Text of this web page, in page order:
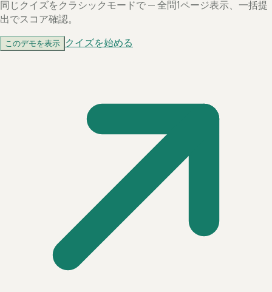
同じクイズをクラシックモードで — 全問1ページ表示、一括提
出でスコア確認。
このデモを表示 クイズを始める